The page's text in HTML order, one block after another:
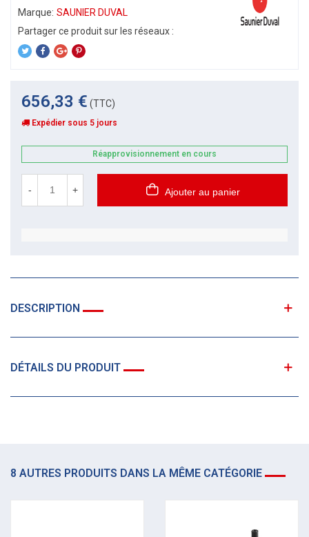
Marque: SAUNIER DUVAL
656,33 € (TTC)
Expédier sous 5 jours
Réapprovisionnement en cours
- + Ajouter au panier
DESCRIPTION
DÉTAILS DU PRODUIT
8 AUTRES PRODUITS DANS LA MÊME CATÉGORIE